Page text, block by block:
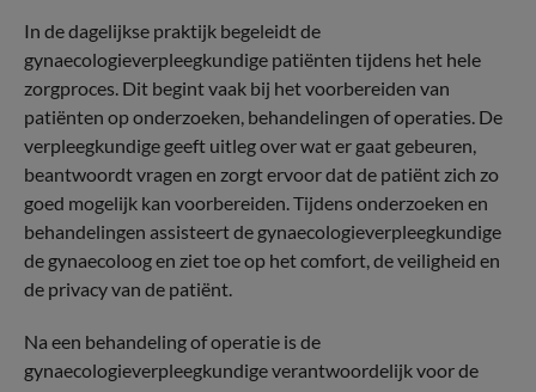
In de dagelijkse praktijk begeleidt de
gynaecologieverpleegkundige patiënten tijdens het hele
zorgproces. Dit begint vaak bij het voorbereiden van
patiënten op onderzoeken, behandelingen of operaties. De
verpleegkundige geeft uitleg over wat er gaat gebeuren,
beantwoordt vragen en zorgt ervoor dat de patiënt zich zo
goed mogelijk kan voorbereiden. Tijdens onderzoeken en
behandelingen assisteert de gynaecologieverpleegkundige
de gynaecoloog en ziet toe op het comfort, de veiligheid en
de privacy van de patiënt.
Na een behandeling of operatie is de
gynaecologieverpleegkundige verantwoordelijk voor de